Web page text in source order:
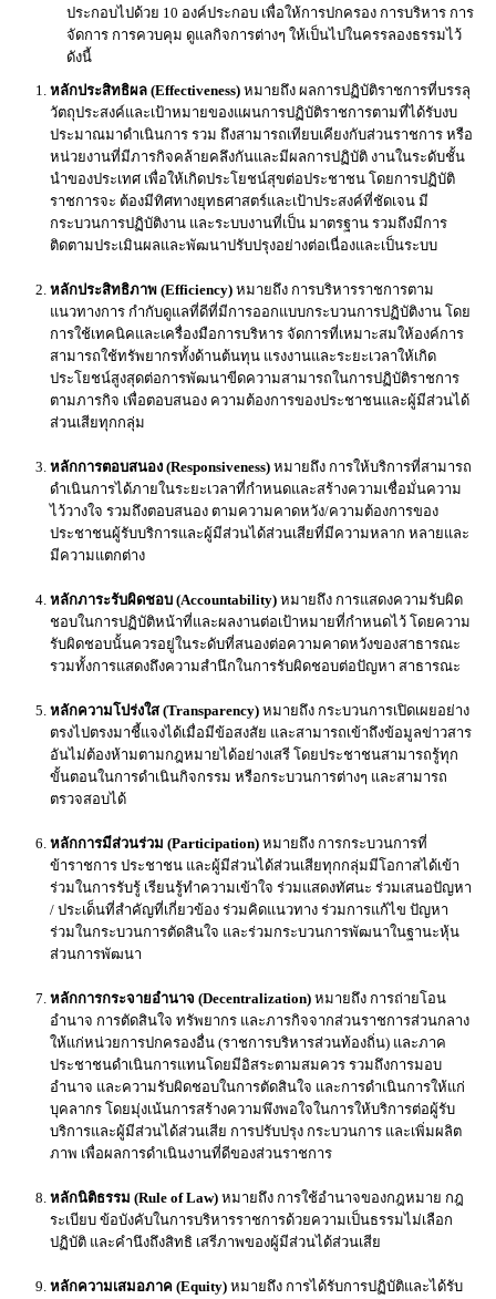
ประกอบไปด้วย 10 องค์ประกอบ เพื่อให้การปกครอง การบริหาร การ
จัดการ การควบคุม ดูแลกิจการต่างๆ ให้เป็นไปในครรลองธรรมไว้
ดังนี้
หลักประสิทธิผล (Effectiveness) หมายถึง ผลการปฏิบัติราชการที่บรรลุ
วัตถุประสงค์และเป้าหมายของแผนการปฏิบัติราชการตามที่ได้รับงบ
ประมาณมาดำเนินการ รวม ถึงสามารถเทียบเคียงกับส่วนราชการ หรือ
หน่วยงานที่มีภารกิจคล้ายคลึงกันและมีผลการปฏิบัติ งานในระดับชั้น
นำของประเทศ เพื่อให้เกิดประโยชน์สุขต่อประชาชน โดยการปฏิบัติ
ราชการจะ ต้องมีทิศทางยุทธศาสตร์และเป้าประสงค์ที่ชัดเจน มี
กระบวนการปฏิบัติงาน และระบบงานที่เป็น มาตรฐาน รวมถึงมีการ
ติดตามประเมินผลและพัฒนาปรับปรุงอย่างต่อเนื่องและเป็นระบบ
หลักประสิทธิภาพ (Efficiency) หมายถึง การบริหารราชการตาม
แนวทางการ กำกับดูแลที่ดีที่มีการออกแบบกระบวนการปฏิบัติงาน โดย
การใช้เทคนิคและเครื่องมือการบริหาร จัดการที่เหมาะสมให้องค์การ
สามารถใช้ทรัพยากรทั้งด้านต้นทุน แรงงานและระยะเวลาให้เกิด
ประโยชน์สูงสุดต่อการพัฒนาขีดความสามารถในการปฏิบัติราชการ
ตามภารกิจ เพื่อตอบสนอง ความต้องการของประชาชนและผู้มีส่วนได้
ส่วนเสียทุกกลุ่ม
หลักการตอบสนอง (Responsiveness) หมายถึง การให้บริการที่สามารถ
ดำเนินการได้ภายในระยะเวลาที่กำหนดและสร้างความเชื่อมั่นความ
ไว้วางใจ รวมถึงตอบสนอง ตามความคาดหวัง/ความต้องการของ
ประชาชนผู้รับบริการและผู้มีส่วนได้ส่วนเสียที่มีความหลาก หลายและ
มีความแตกต่าง
หลักภาระรับผิดชอบ (Accountability) หมายถึง การแสดงความรับผิด
ชอบในการปฏิบัติหน้าที่และผลงานต่อเป้าหมายที่กำหนดไว้ โดยความ
รับผิดชอบนั้นควรอยู่ในระดับที่สนองต่อความคาดหวังของสาธารณะ
รวมทั้งการแสดงถึงความสำนึกในการรับผิดชอบต่อปัญหา สาธารณะ
หลักความโปร่งใส (Transparency) หมายถึง กระบวนการเปิดเผยอย่าง
ตรงไปตรงมาชี้แจงได้เมื่อมีข้อสงสัย และสามารถเข้าถึงข้อมูลข่าวสาร
อันไม่ต้องห้ามตามกฎหมายได้อย่างเสรี โดยประชาชนสามารถรู้ทุก
ขั้นตอนในการดำเนินกิจกรรม หรือกระบวนการต่างๆ และสามารถ
ตรวจสอบได้
หลักการมีส่วนร่วม (Participation) หมายถึง การกระบวนการที่
ข้าราชการ ประชาชน และผู้มีส่วนได้ส่วนเสียทุกกลุ่มมีโอกาสได้เข้า
ร่วมในการรับรู้ เรียนรู้ทำความเข้าใจ ร่วมแสดงทัศนะ ร่วมเสนอปัญหา
/ ประเด็นที่สำคัญที่เกี่ยวข้อง ร่วมคิดแนวทาง ร่วมการแก้ไข ปัญหา
ร่วมในกระบวนการตัดสินใจ และร่วมกระบวนการพัฒนาในฐานะหุ้น
ส่วนการพัฒนา
หลักการกระจายอำนาจ (Decentralization) หมายถึง การถ่ายโอน
อำนาจ การตัดสินใจ ทรัพยากร และภารกิจจากส่วนราชการส่วนกลาง
ให้แก่หน่วยการปกครองอื่น (ราชการบริหารส่วนท้องถิ่น) และภาค
ประชาชนดำเนินการแทนโดยมีอิสระตามสมควร รวมถึงการมอบ
อำนาจ และความรับผิดชอบในการตัดสินใจ และการดำเนินการให้แก่
บุคลากร โดยมุ่งเน้นการสร้างความพึงพอใจในการให้บริการต่อผู้รับ
บริการและผู้มีส่วนได้ส่วนเสีย การปรับปรุง กระบวนการ และเพิ่มผลิต
ภาพ เพื่อผลการดำเนินงานที่ดีของส่วนราชการ
หลักนิติธรรม (Rule of Law) หมายถึง การใช้อำนาจของกฎหมาย กฎ
ระเบียบ ข้อบังคับในการบริหารราชการด้วยความเป็นธรรมไม่เลือก
ปฏิบัติ และคำนึงถึงสิทธิ เสรีภาพของผู้มีส่วนได้ส่วนเสีย
หลักความเสมอภาค (Equity) หมายถึง การได้รับการปฏิบัติและได้รับ